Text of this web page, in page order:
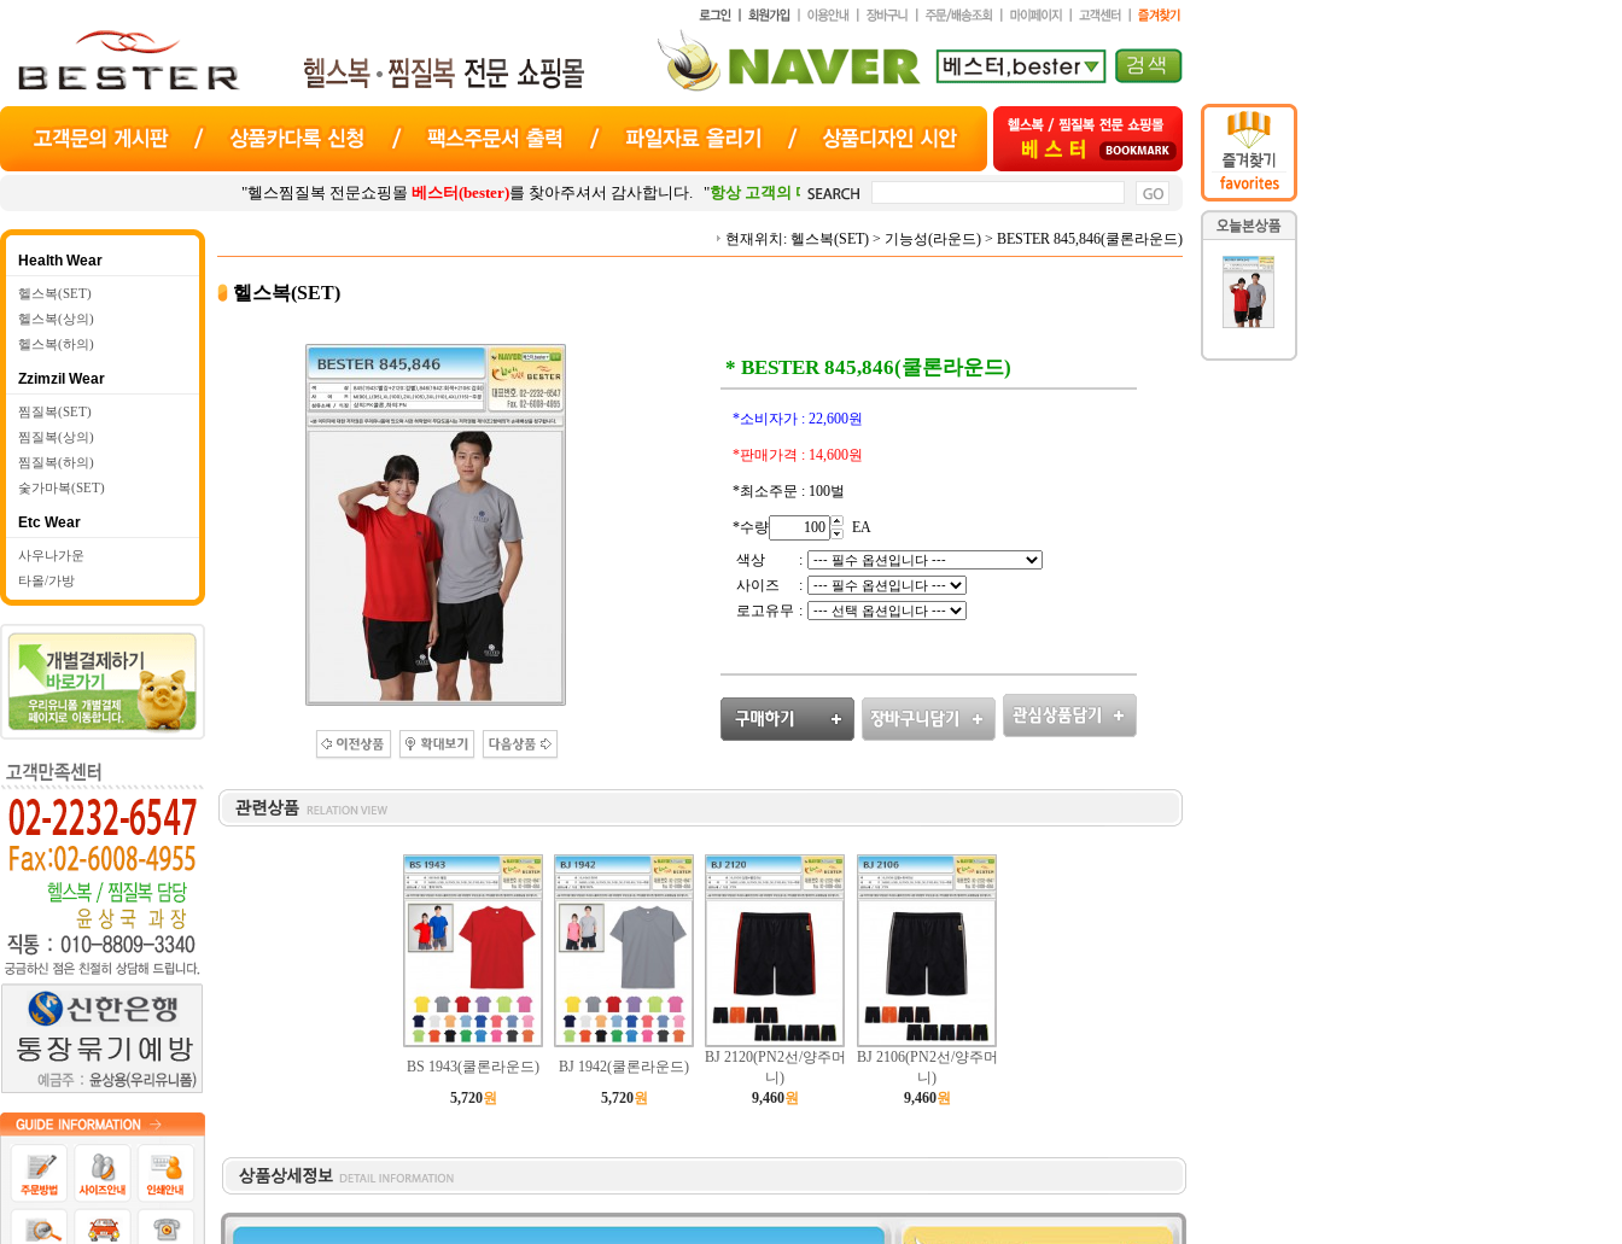
"헬스찜질복 전문쇼핑몰베스터(bester)를 찾아주셔서 감사합니다. "항상 고객의 마음"으로 최선을 다하겠습니다.
Health Wear
헬스복(SET)
헬스복(상의)
헬스복(하의)
Zzimzil Wear
찜질복(SET)
찜질복(상의)
찜질복(하의)
숯가마복(SET)
Etc Wear
사우나가운
타올/가방
현재위치: 헬스복(SET) > 기능성(라운드) > BESTER 845,846(쿨론라운드)
헬스복(SET)
* BESTER 845,846(쿨론라운드)
*소비자가 : 22,600원
*판매가격 : 14,600원
*최소주문 : 100벌
*수량
EA
색상
:
사이즈
:
로고유무 :
BS 1943(쿨론라운드) BJ 1942(쿨론라운드)
BJ 2120(PN2선/양주머
니)
BJ 2106(PN2선/양주머
니)
5,720원 5,720원 9,460원 9,460원